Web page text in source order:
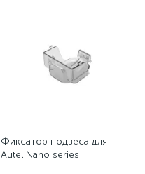
Фиксатор подвеса для
Autel Nano series